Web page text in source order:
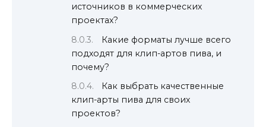
источников в коммерческих
проектах?
Какие форматы лучше всего
подходят для клип-артов пива, и
почему?
Как выбрать качественные
клип-арты пива для своих
проектов?